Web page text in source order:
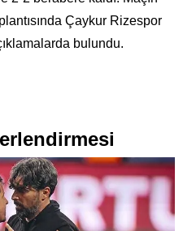
Çaykur Rizespor
bulundu.